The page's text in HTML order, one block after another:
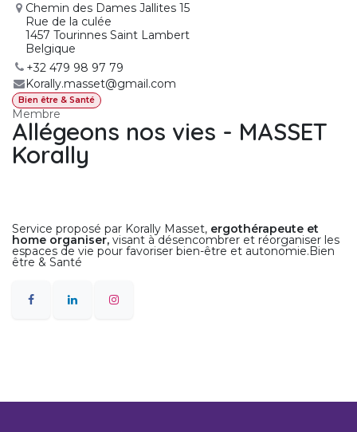
Chemin des Dames Jallites 15
Rue de la culée
1457 Tourinnes Saint Lambert
Belgique
+32 479 98 97 79
Korally.masset@gmail.com
Bien être & Santé
Membre
Allégeons nos vies - MASSET
Korally
Service proposé par Korally Masset, ergothérapeute et
home organiser, visant à désencombrer et réorganiser les
espaces de vie pour favoriser bien-être et autonomie.Bien
être & Santé